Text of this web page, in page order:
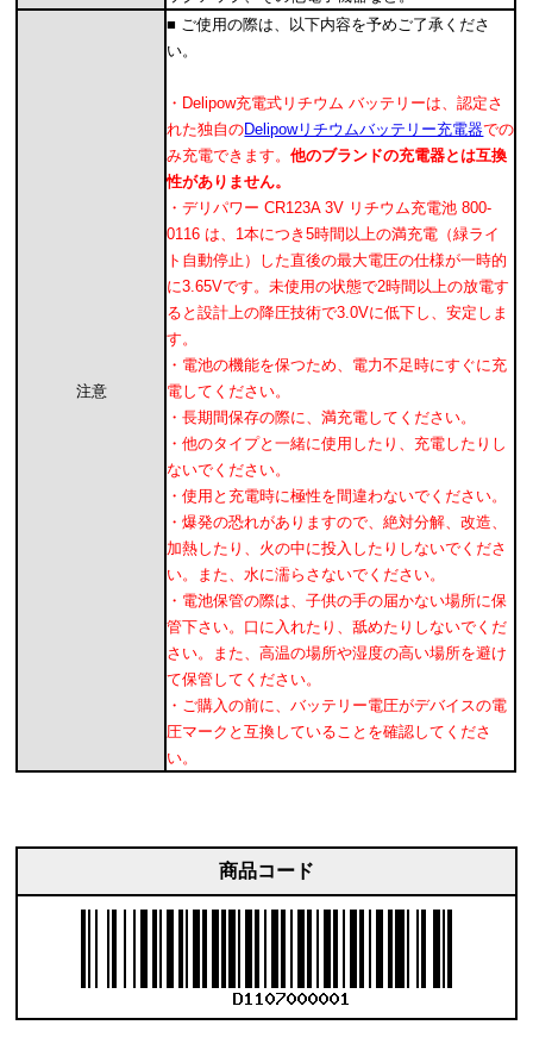
注意
■ ご使用の際は、以下内容を予めご了承くださ
い。
・Delipow充電式リチウム バッテリーは、認定さ
れた独自のDelipowリチウムバッテリー充電器での
み充電できます。他のブランドの充電器とは互換
性がありません。
・デリパワー CR123A 3V リチウム充電池 800-
0116 は、1本につき5時間以上の満充電（緑ライ
ト自動停止）した直後の最大電圧の仕様が一時的
に3.65Vです。未使用の状態で2時間以上の放電す
ると設計上の降圧技術で3.0Vに低下し、安定しま
す。
・電池の機能を保つため、電力不足時にすぐに充
電してください。
・長期間保存の際に、満充電してください。
・他のタイプと一緒に使用したり、充電したりし
ないでください。
・使用と充電時に極性を間違わないでください。
・爆発の恐れがありますので、絶対分解、改造、
加熱したり、火の中に投入したりしないでくださ
い。また、水に濡らさないでください。
・電池保管の際は、子供の手の届かない場所に保
管下さい。口に入れたり、舐めたりしないでくだ
さい。また、高温の場所や湿度の高い場所を避け
て保管してください。
・ご購入の前に、バッテリー電圧がデバイスの電
圧マークと互換していることを確認してくださ
い。
商品コード